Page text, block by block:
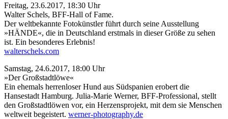
Freitag, 23.6.2017, 18:30 Uhr
Walter Schels, BFF-Hall of Fame.
Der weltbekannte Fotokünstler führt durch seine Ausstellung
»HÄNDE«, die in Deutschland erstmals in dieser Größe zu sehen
ist. Ein besonderes Erlebnis!
walterschels.com
Samstag, 24.6.2017, 18:00 Uhr
»Der Großstadtlöwe«
Ein ehemals herrenloser Hund aus Südspanien erobert die
Hansestadt Hamburg. Julia-Marie Werner, BFF-Professional, stellt
den Großstadtlöwen vor, ein Herzensprojekt, mit dem sie Menschen
weltweit begeistert. werner-photography.de